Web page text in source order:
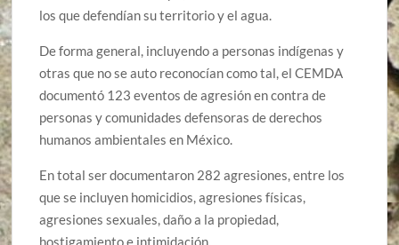
los que defendían su territorio y el agua.
De forma general, incluyendo a personas indígenas y
otras que no se auto reconocían como tal, el CEMDA
documentó 123 eventos de agresión en contra de
personas y comunidades defensoras de derechos
humanos ambientales en México.
En total ser documentaron 282 agresiones, entre los
que se incluyen homicidios, agresiones físicas,
agresiones sexuales, daño a la propiedad,
hostigamiento e intimidación.